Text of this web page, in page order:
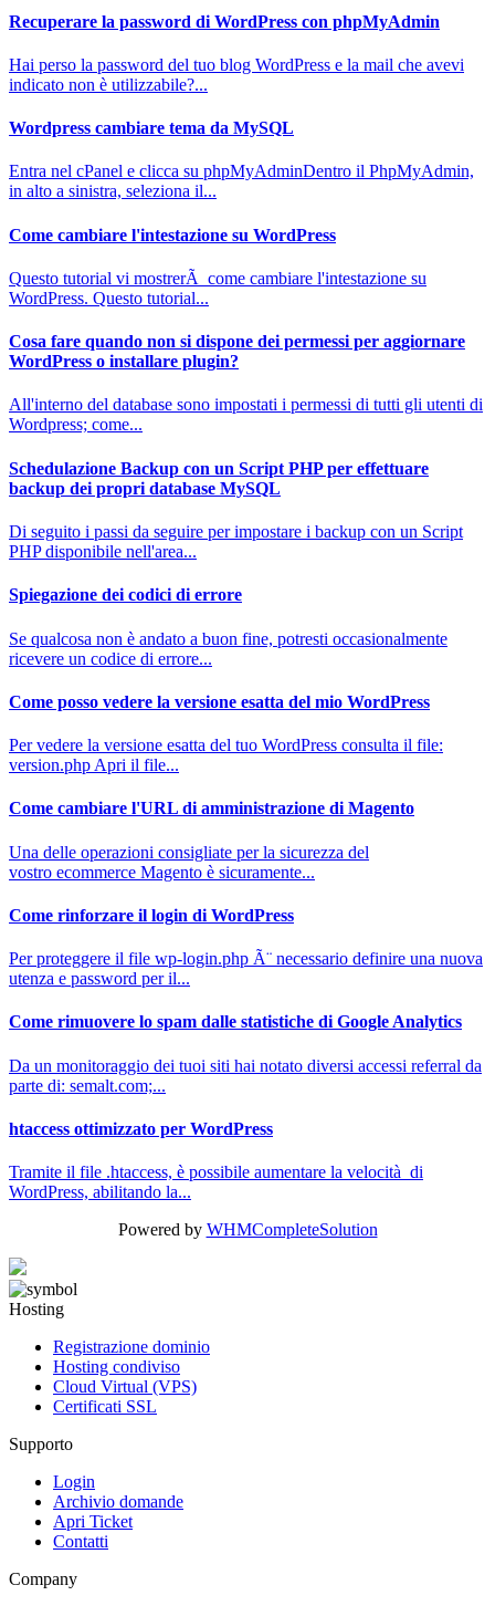
Recuperare la password di WordPress con phpMyAdmin
Hai perso la password del tuo blog WordPress e la mail che avevi
indicato non è utilizzabile?...
Wordpress cambiare tema da MySQL
Entra nel cPanel e clicca su phpMyAdminDentro il PhpMyAdmin,
in alto a sinistra, seleziona il...
Come cambiare l'intestazione su WordPress
Questo tutorial vi mostrerÃ come cambiare l'intestazione su
WordPress. Questo tutorial...
Cosa fare quando non si dispone dei permessi per aggiornare
WordPress o installare plugin?
All'interno del database sono impostati i permessi di tutti gli utenti di
Wordpress; come...
Schedulazione Backup con un Script PHP per effettuare
backup dei propri database MySQL
Di seguito i passi da seguire per impostare i backup con un Script
PHP disponibile nell'area...
Spiegazione dei codici di errore
Se qualcosa non è andato a buon fine, potresti occasionalmente
ricevere un codice di errore...
Come posso vedere la versione esatta del mio WordPress
Per vedere la versione esatta del tuo WordPress consulta il file:
version.php Apri il file...
Come cambiare l'URL di amministrazione di Magento
Una delle operazioni consigliate per la sicurezza del
vostro ecommerce Magento è sicuramente...
Come rinforzare il login di WordPress
Per proteggere il file wp-login.php Ã¨ necessario definire una nuova
utenza e password per il...
Come rimuovere lo spam dalle statistiche di Google Analytics
Da un monitoraggio dei tuoi siti hai notato diversi accessi referral da
parte di: semalt.com;...
htaccess ottimizzato per WordPress
Tramite il file .htaccess, è possibile aumentare la velocità di
WordPress, abilitando la...
Powered by WHMCompleteSolution
Hosting
Registrazione dominio
Hosting condiviso
Cloud Virtual (VPS)
Certificati SSL
Supporto
Login
Archivio domande
Apri Ticket
Contatti
Company